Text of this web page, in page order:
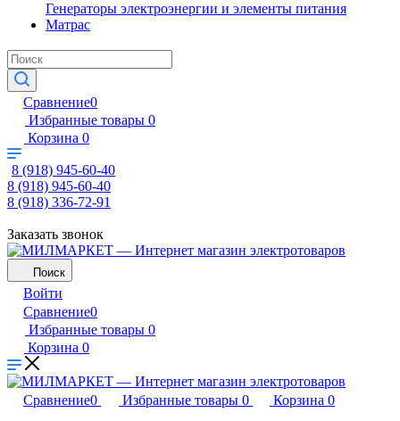
Генераторы электроэнергии и элементы питания
Матрас
Сравнение0
Избранные товары 0
Корзина 0
8 (918) 945-60-40
8 (918) 945-60-40
8 (918) 336-72-91
Заказать звонок
Поиск
Войти
Сравнение0
Избранные товары 0
Корзина 0
Сравнение0 Избранные товары 0 Корзина 0